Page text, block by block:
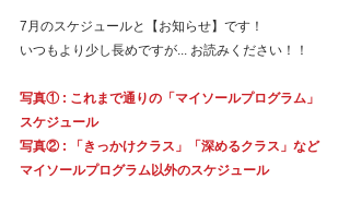
7月のスケジュールと【お知らせ】です！
いつもより少し長めですが... お読みください！！
写真① : これまで通りの「マイソールプログラム」
スケジュール
写真② : 「きっかけクラス」「深めるクラス」など
マイソールプログラム以外のスケジュール